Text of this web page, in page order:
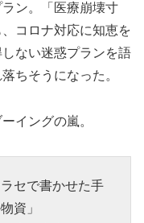
ン。「医療崩壊寸
コロナ対応に知恵を
ない迷惑プランを語
ちそうになった。
イングの嵐。
セで書かせた手
資」